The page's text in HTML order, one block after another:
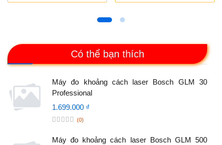
Có thể bạn thích
Máy đo khoảng cách laser Bosch GLM 30
Professional
1.699.000 ₫
(0)
Máy đo khoảng cách laser Bosch GLM 500